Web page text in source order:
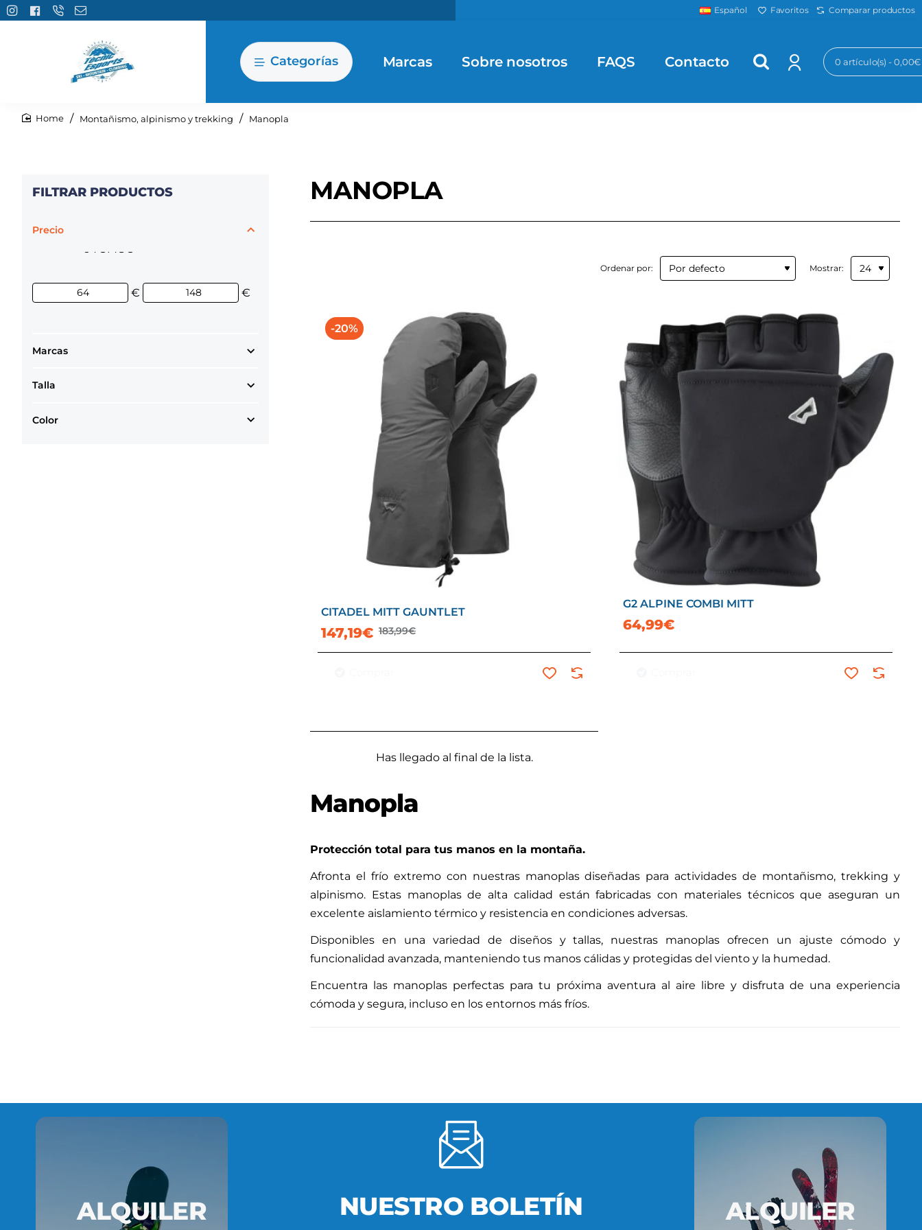
Español Favoritos Comparar productos
Categorías Marcas Sobre nosotros FAQS Contacto 0 artículo(s) - 0,00€
Montañismo, alpinismo y trekking Manopla
FILTRAR PRODUCTOS
Precio
64€148€
€ €
Marcas
Talla
Color
MANOPLA
Manopla
Protección total para tus manos en la montaña.
Afronta el frío extremo con nuestras manoplas diseñadas para actividades de montañismo, trekking y
alpinismo. Estas manoplas de alta calidad están fabricadas con materiales técnicos que aseguran un
excelente aislamiento térmico y resistencia en condiciones adversas.
Disponibles en una variedad de diseños y tallas, nuestras manoplas ofrecen un ajuste cómodo y
funcionalidad avanzada, manteniendo tus manos cálidas y protegidas del viento y la humedad.
Encuentra las manoplas perfectas para tu próxima aventura al aire libre y disfruta de una experiencia
cómoda y segura, incluso en los entornos más fríos.
Ordenar por: Mostrar:
-20%
CITADEL MITT GAUNTLET
147,19€ 183,99€
G2 ALPINE COMBI MITT
64,99€
Has llegado al final de la lista.
ALQUILER
NUESTRO BOLETÍN
ALQUILER